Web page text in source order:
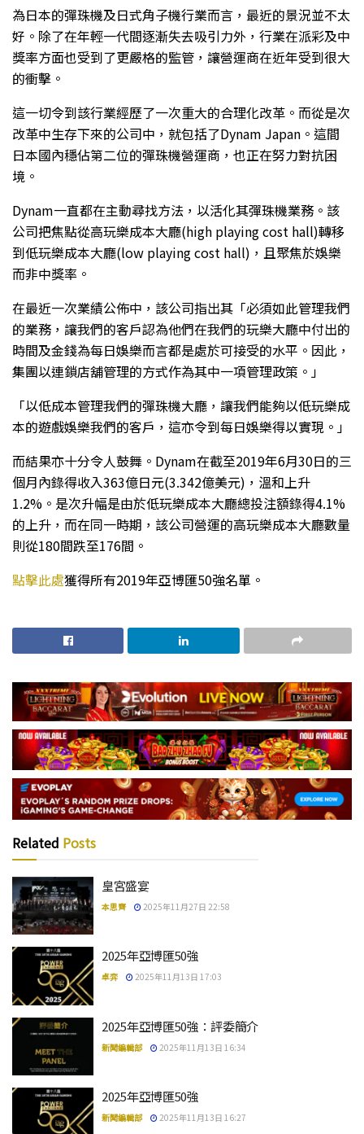
為日本的彈珠機及日式角子機行業而言，最近的景況並不太
好。除了在年輕一代間逐漸失去吸引力外，行業在派彩及中
獎率方面也受到了更嚴格的監管，讓營運商在近年受到很大
的衝擊。
這一切令到該行業經歷了一次重大的合理化改革。而從是次
改革中生存下來的公司中，就包括了Dynam Japan。這間
日本國內穩佔第二位的彈珠機營運商，也正在努力對抗困
境。
Dynam一直都在主動尋找方法，以活化其彈珠機業務。該
公司把焦點從高玩樂成本大廳(high playing cost hall)轉移
到低玩樂成本大廳(low playing cost hall)，且聚焦於娛樂
而非中獎率。
在最近一次業績公佈中，該公司指出其「必須如此管理我們
的業務，讓我們的客戶認為他們在我們的玩樂大廳中付出的
時間及金錢為每日娛樂而言都是處於可接受的水平。因此，
集團以連鎖店舖管理的方式作為其中一項管理政策。」
「以低成本管理我們的彈珠機大廳，讓我們能夠以低玩樂成
本的遊戲娛樂我們的客戶，這亦令到每日娛樂得以實現。」
而結果亦十分令人鼓舞。Dynam在截至2019年6月30日的三
個月內錄得收入363億日元(3.342億美元)，溫和上升
1.2%。是次升幅是由於低玩樂成本大廳總投注額錄得4.1%
的上升，而在同一時期，該公司營運的高玩樂成本大廳數量
則從180間跌至176間。
點擊此處獲得所有2019年亞博匯50強名單。
Related Posts
皇宮盛宴
本思齊 2025年11月27日 22:58
2025年亞博匯50強
卓弈 2025年11月13日 17:03
2025年亞博匯50強：評委簡介
新聞編輯部 2025年11月13日 16:34
2025年亞博匯50強
新聞編輯部 2025年11月13日 16:27